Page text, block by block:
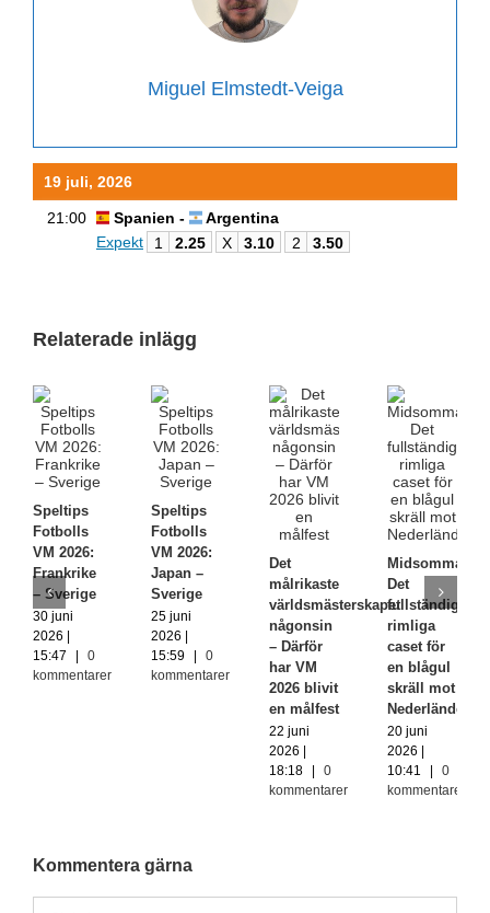
Miguel Elmstedt-Veiga
19 juli, 2026
21:00 Spanien -
Argentina
Expekt
1 2.25 X 3.10 2 3.50
Relaterade inlägg
Speltips
Fotbolls
VM 2026:
Frankrike
– Sverige
30 juni
2026 |
15:47
|
0
kommentarer
Speltips
Fotbolls
VM 2026:
Japan –
Sverige
25 juni
2026 |
15:59
|
0
kommentarer
Det
målrikaste
världsmästerskapet
någonsin
– Därför
har VM
2026 blivit
en målfest
22 juni
2026 |
18:18
|
0
kommentarer
Det
fullständigt
rimliga
caset för
en blågul
skräll mot
Nederländerna
20 juni
2026 |
10:41
|
0
kommentarer
Kommentera gärna